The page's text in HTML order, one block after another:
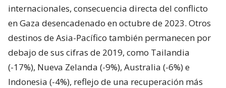
internacionales, consecuencia directa del conflicto
en Gaza desencadenado en octubre de 2023. Otros
destinos de Asia-Pacífico también permanecen por
debajo de sus cifras de 2019, como Tailandia
(-17%), Nueva Zelanda (-9%), Australia (-6%) e
Indonesia (-4%), reflejo de una recuperación más